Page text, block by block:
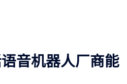
音机器人厂商能